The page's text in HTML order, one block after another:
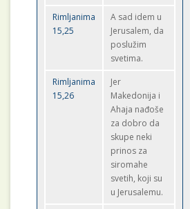
Rimljanima
15,25
A sad idem u
Jerusalem, da
poslužim
svetima.
Rimljanima
15,26
Jer
Makedonija i
Ahaja nađoše
za dobro da
skupe neki
prinos za
siromahe
svetih, koji su
u Jerusalemu.